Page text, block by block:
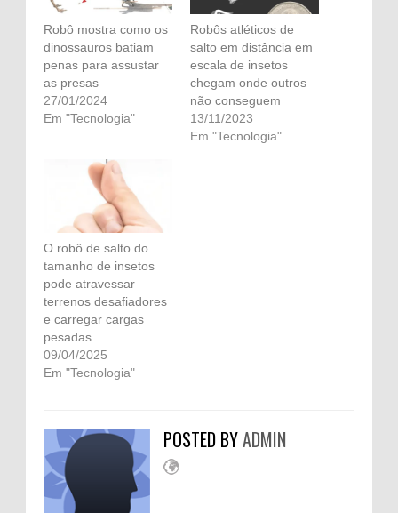
Robô mostra como os
dinossauros batiam
penas para assustar
as presas
27/01/2024
Em "Tecnologia"
Robôs atléticos de
salto em distância em
escala de insetos
chegam onde outros
não conseguem
13/11/2023
Em "Tecnologia"
O robô de salto do
tamanho de insetos
pode atravessar
terrenos desafiadores
e carregar cargas
pesadas
09/04/2025
Em "Tecnologia"
POSTED BYADMIN